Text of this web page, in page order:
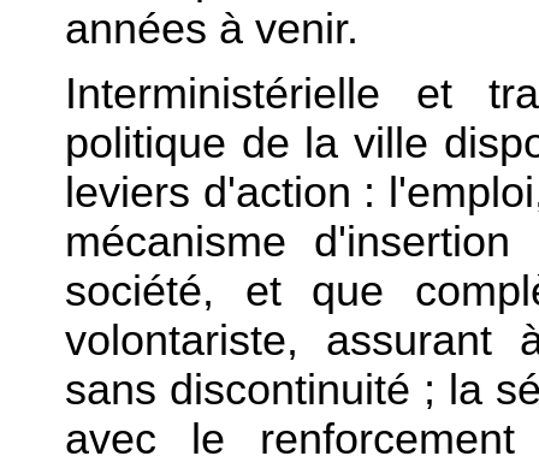
années à venir.
Interministérielle et
politique de la ville
leviers d'action :
mécanisme
société, et que
volontariste, assurant
sans discontinuité ; la
avec le